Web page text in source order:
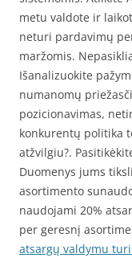
metu valdote ir
neturi pardavimų
maržomis.
Išanalizuokite
numanomų
pozicionavimas,
konkurentų politika
atžvilgiu?.
Duomenys jums
asortimento
naudojami 20%
per geresnį
atsargų valdymu